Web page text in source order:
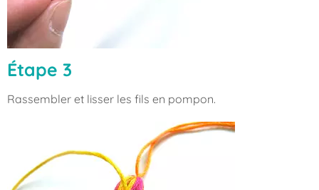
Étape 3
Rassembler et lisser les fils en pompon.